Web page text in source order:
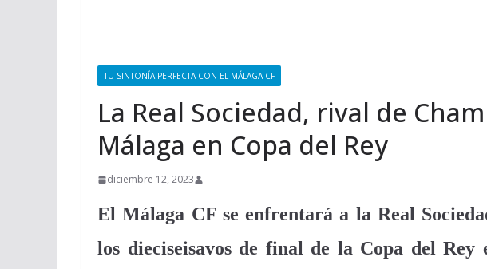
TU SINTONÍA PERFECTA CON EL MÁLAGA CF
La Real Sociedad, rival de
Málaga en Copa del Rey
diciembre 12, 2023
El Málaga CF se enfrentará a la Real
los dieciseisavos de final de la Copa del